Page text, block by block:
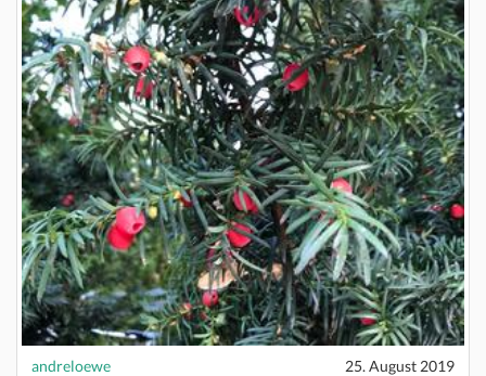
andreloewe
25. August 2019